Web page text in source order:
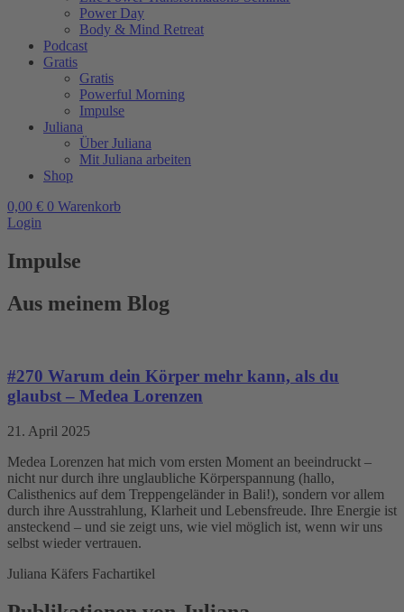
Power Day
Body & Mind Retreat
Podcast
Gratis
Gratis
Powerful Morning
Impulse
Juliana
Über Juliana
Mit Juliana arbeiten
Shop
0,00 € 0 Warenkorb
Login
Impulse
Aus meinem Blog
#270 Warum dein Körper mehr kann, als du
glaubst – Medea Lorenzen
21. April 2025
Medea Lorenzen hat mich vom ersten Moment an beeindruckt –
nicht nur durch ihre unglaubliche Körperspannung (hallo,
Calisthenics auf dem Treppengeländer in Bali!), sondern vor allem
durch ihre Ausstrahlung, Klarheit und Lebensfreude. Ihre Energie ist
ansteckend – und sie zeigt uns, wie viel möglich ist, wenn wir uns
selbst wieder vertrauen.
Juliana Käfers Fachartikel